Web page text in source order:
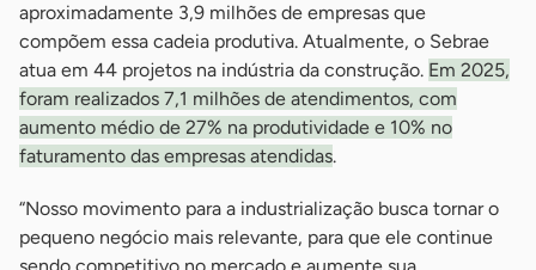
aproximadamente 3,9 milhões de empresas que
compõem essa cadeia produtiva. Atualmente, o Sebrae
atua em 44 projetos na indústria da construção. Em 2025,
foram realizados 7,1 milhões de atendimentos, com
aumento médio de 27% na produtividade e 10% no
faturamento das empresas atendidas.
“Nosso movimento para a industrialização busca tornar o
pequeno negócio mais relevante, para que ele continue